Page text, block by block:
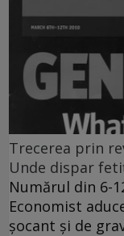
Trecerea prin
Unde dispar
Numărul din 6-
Economist
şocant şi de